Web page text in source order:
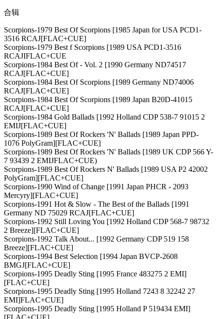
合辑
Scorpions-1979 Best Of Scorpions [1985 Japan for USA PCD1-
3516 RCAJ[FLAC+CUE]
Scorpions-1979 Best f Scorpions [1989 USA PCD1-3516
RCAJIFLAC+CUE
Scorpions-1984 Best Of - Vol. 2 [1990 Germany ND74517
RCAJ[FLAC+CUE]
Scorpions-1984 Best Of Scorpions [1989 Germany ND74006
RCAJ[FLAC+CUE]
Scorpions-1984 Best Of Scorpions [1989 Japan B20D-41015
RCAJ[FLAC+CUE]
Scorpions-1984 Gold Ballads [1992 Holland CDP 538-7 91015 2
EMIJ[FLAC+CUE]
Scorpions-1989 Best Of Rockers 'N' Ballads [1989 Japan PPD-
1076 PolyGram][FLAC+CUE]
Scorpions-1989 Best Of Rockers 'N' Ballads [1989 UK CDP 566 Y-
7 93439 2 EMIJFLAC+CUE)
Scorpions-1989 Best Of Rockers N' Ballads [1989 USA P2 42002
PolyGram][FLAC+CUE]
Scorpions-1990 Wind of Change [1991 Japan PHCR - 2093
Mercyry][FLAC+CUE]
Scorpions-1991 Hot & Slow - The Best of the Ballads [1991
Germany ND 75029 RCAJ[FLAC+CUE]
Scorpions-1992 Still Loving You [1992 Holland CDP 568-7 98732
2 Breeze][FLAC+CUE]
Scorpions-1992 Talk About... [1992 Germany CDP 519 158
Breeze][FLAC+CUE]
Scorpions-1994 Best Selection [1994 Japan BVCP-2608
BMGJ[FLAC+CUE]
Scorpions-1995 Deadly Sting [1995 France 483275 2 EMI]
[FLAC+CUE]
Scorpions-1995 Deadly Sting [1995 Holland 7243 8 32242 27
EMI]FLAC+CUE]
Scorpions-1995 Deadly Sting [1995 Holland P 519434 EMI]
[FLAC+CUE]